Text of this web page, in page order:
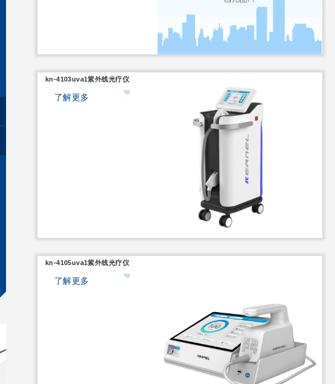
kn-4103uva1紫外线光疗仪
了解更多
kn-4105uva1紫外线光疗仪
了解更多